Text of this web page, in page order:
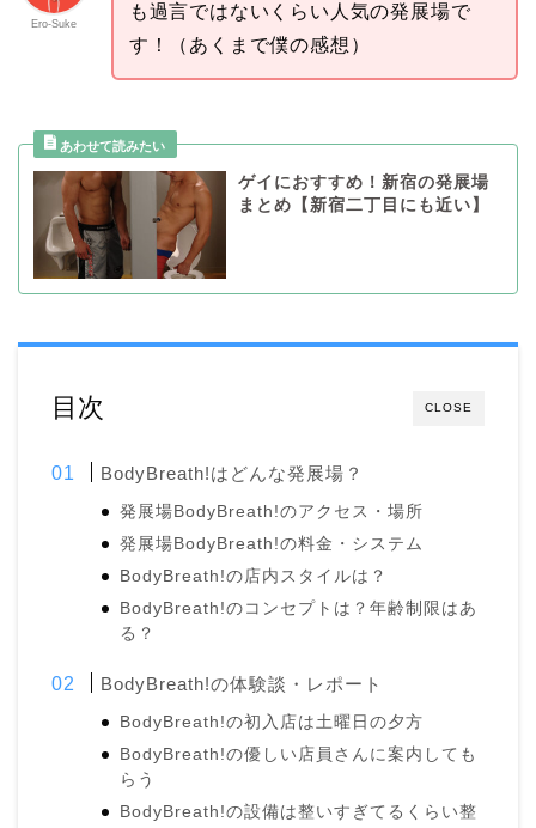
Ero-Suke
も過言ではないくらい人気の発展場で
す！（あくまで僕の感想）
ゲイにおすすめ！新宿の発展場
まとめ【新宿二丁目にも近い】
CLOSE
目次
BodyBreath!はどんな発展場？
発展場BodyBreath!のアクセス・場所
発展場BodyBreath!の料金・システム
BodyBreath!の店内スタイルは？
BodyBreath!のコンセプトは？年齢制限はあ
る？
BodyBreath!の体験談・レポート
BodyBreath!の初入店は土曜日の夕方
BodyBreath!の優しい店員さんに案内しても
らう
BodyBreath!の設備は整いすぎてるくらい整